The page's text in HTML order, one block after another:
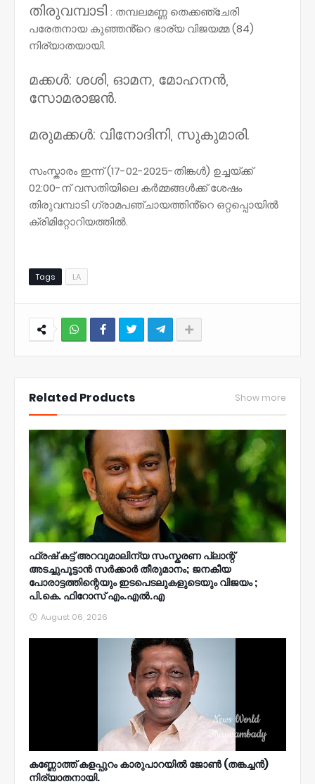
തിരുവമ്പാടി : തമ്പലമണ്ണ തെക്കഞ്ചേരി
പരേതനായ കുഞ്ഞൻ്റെ ഭാര്യ വിജയമ്മ (84)
നിര്യാതയായി.
മക്കൾ: ശശി, ഓമന, മോഹനൻ,
സോമരാജൻ.
മരുമക്കൾ: വിനോദിനി, സുകുമാരി.
സംസ്കാരം ഇന്ന് (17-02-2025-തിങ്കൾ) ഉച്ചയ്ക്ക്
02:00-ന് വസതിയിലെ കർമ്മങ്ങൾക്ക് ശേഷം
തിരുവമ്പാടി ഗ്രാമപഞ്ചായത്തിൻ്റെ ഒറ്റപ്പൊയിൽ
ക്രിമിറ്റോറിയത്തിൽ.
Tags LA
Related Products Show more
ഫ്രഷ് കട്ട് അറവുമാലിന്യ സംസ്കരണ പ്ലാന്റ്
അടച്ചുപൂട്ടാൻ സർക്കാർ തീരുമാനം; ജനകീയ
പോരാട്ടത്തിന്റെയും ഇടപെടലുകളുടെയും വിജയം ;
പി.കെ. ഫിറോസ് എം.എൽ‍.എ
August 06, 2026
കണ്ണോത്ത് കളപ്പുറം കാരുപാറയിൽ ജോൺ (തങ്കച്ചൻ)
നിര്യാതനായി.